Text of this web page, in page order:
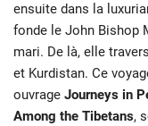
ensuite dans la
fonde le John Bishop
mari. De là, elle
et Kurdistan. Ce
ouvrage Journeys in
Among the Tibetans,